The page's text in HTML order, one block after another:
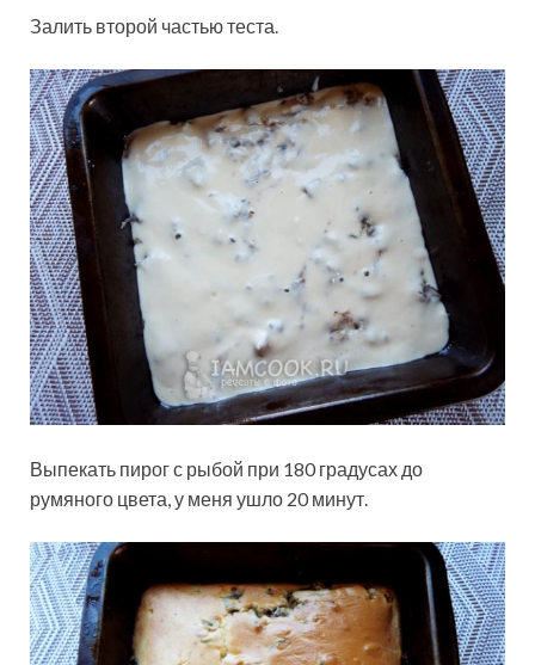
Залить второй частью теста.
Выпекать пирог с рыбой при 180 градусах до
румяного цвета, у меня ушло 20 минут.